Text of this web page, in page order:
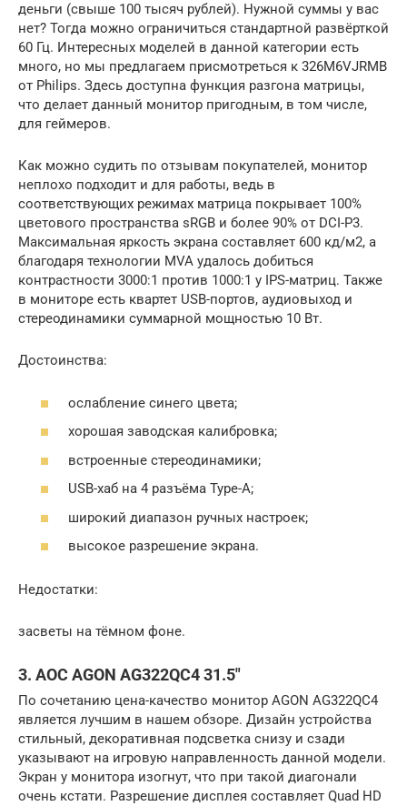
деньги (свыше 100 тысяч рублей). Нужной суммы у вас
нет? Тогда можно ограничиться стандартной развёрткой
60 Гц. Интересных моделей в данной категории есть
много, но мы предлагаем присмотреться к 326M6VJRMB
от Philips. Здесь доступна функция разгона матрицы,
что делает данный монитор пригодным, в том числе,
для геймеров.
Как можно судить по отзывам покупателей, монитор
неплохо подходит и для работы, ведь в
соответствующих режимах матрица покрывает 100%
цветового пространства sRGB и более 90% от DCI-P3.
Максимальная яркость экрана составляет 600 кд/м2, а
благодаря технологии MVA удалось добиться
контрастности 3000:1 против 1000:1 у IPS-матриц. Также
в мониторе есть квартет USB-портов, аудиовыход и
стереодинамики суммарной мощностью 10 Вт.
Достоинства:
ослабление синего цвета;
хорошая заводская калибровка;
встроенные стереодинамики;
USB-хаб на 4 разъёма Type-A;
широкий диапазон ручных настроек;
высокое разрешение экрана.
Недостатки:
засветы на тёмном фоне.
3. AOC AGON AG322QC4 31.5″
По сочетанию цена-качество монитор AGON AG322QC4
является лучшим в нашем обзоре. Дизайн устройства
стильный, декоративная подсветка снизу и сзади
указывают на игровую направленность данной модели.
Экран у монитора изогнут, что при такой диагонали
очень кстати. Разрешение дисплея составляет Quad HD